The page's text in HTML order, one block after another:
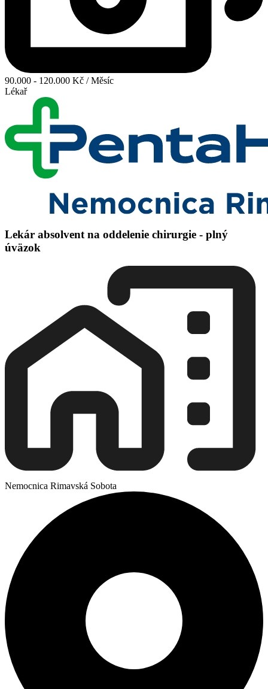
90.000 - 120.000 Kč / Měsíc
Lékař
Lekár absolvent na oddelenie chirurgie - plný
úväzok
Nemocnica Rimavská Sobota